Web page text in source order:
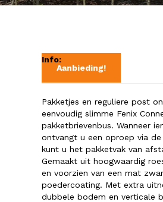
Aanbieding!
Info:
Pakketjes en reguliere post
eenvoudig slimme Fenix
pakketbrievenbus. Wanneer
ontvangt u een oproep via
kunt u het pakketvak van
Gemaakt uit hoogwaardig
en voorzien van een mat
poedercoating. Met extra
dubbele bodem en verticale